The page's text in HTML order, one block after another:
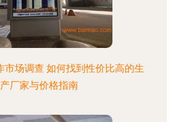
市场调查 如何找到性价比高的生
产厂家与价格指南